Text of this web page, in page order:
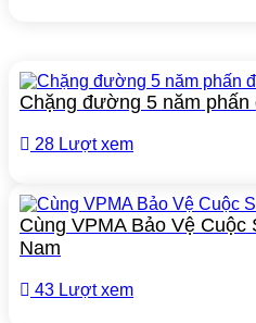
Chặng đường 5 năm phấn
28 Lượt xem
Cùng VPMA Bảo Vệ
Nam
43 Lượt xem